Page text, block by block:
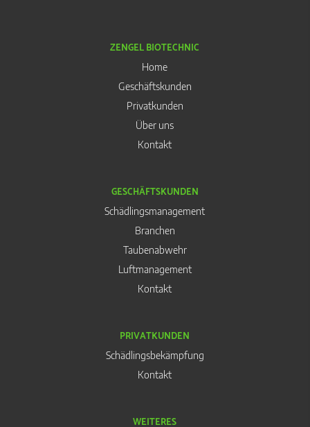
ZENGEL BIOTECHNIC
Home
Geschäftskunden
Privatkunden
Über uns
Kontakt
GESCHÄFTSKUNDEN
Schädlingsmanagement
Branchen
Taubenabwehr
Luftmanagement
Kontakt
PRIVATKUNDEN
Schädlingsbekämpfung
Kontakt
WEITERES